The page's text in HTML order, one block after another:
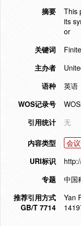
摘要
This
its
or
关键词
主办者
语种
英语
WOS记录号
引用统计
无
内容类型
会
URI标识
专题
中国
推荐引用方式
GB/T 7714
Yan